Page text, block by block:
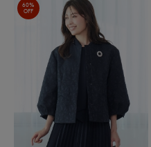
60%
OFF